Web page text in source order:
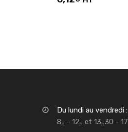
Du lundi au vendredi :
8h - 12h et 13h30 - 17